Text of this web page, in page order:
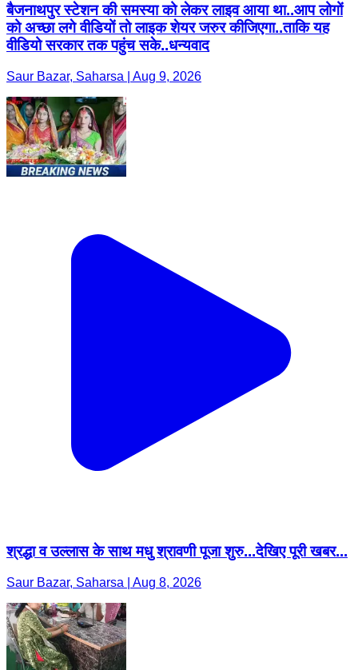
बैजनाथपुर स्टेशन की समस्या को लेकर लाइव आया था..आप लोगों
को अच्छा लगे वीडियों तो लाइक शेयर जरुर कीजिएगा..ताकि यह
वीडियो सरकार तक पहुंच सके..धन्यवाद
Saur Bazar, Saharsa | Aug 9, 2026
श्रद्धा व उल्लास के साथ मधु श्रावणी पूजा शुरु...देखिए पूरी खबर...
Saur Bazar, Saharsa | Aug 8, 2026